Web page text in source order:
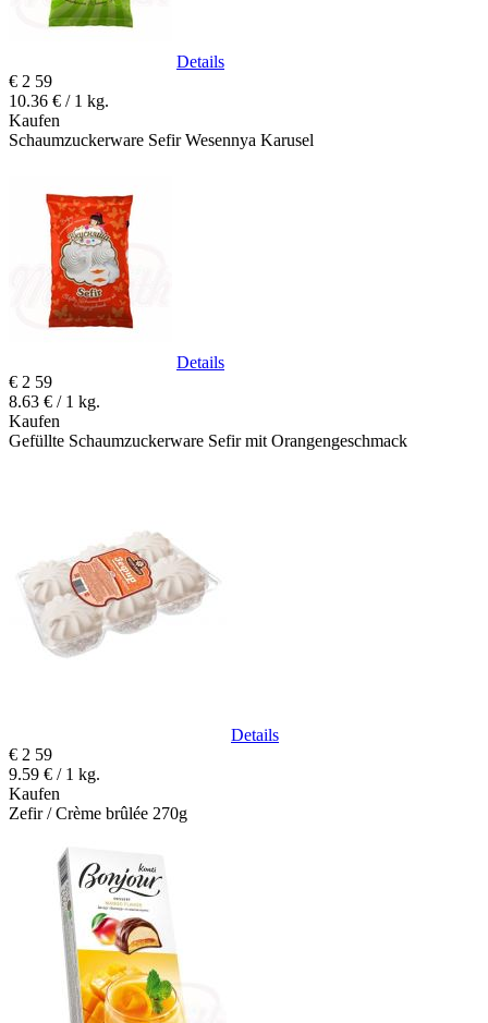
Details
€ 2 59
10.36 € / 1 kg.
Kaufen
Schaumzuckerware Sefir Wesennya Karusel
Details
€ 2 59
8.63 € / 1 kg.
Kaufen
Gefüllte Schaumzuckerware Sefir mit Orangengeschmack
Details
€ 2 59
9.59 € / 1 kg.
Kaufen
Zefir / Crème brûlée 270g